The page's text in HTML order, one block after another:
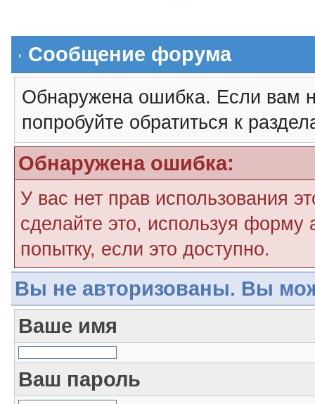
Сообщение форума
Обнаружена ошибка. Если вам
попробуйте обратиться к
Обнаружена ошибка:
У вас нет прав использования
сделайте это, используя форму
попытку, если это доступно.
Вы не авторизованы. Вы
Ваше имя
Ваш пароль